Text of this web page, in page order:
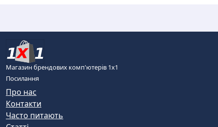
Магазин брендових комп'ютерів 1х1
Посилання
Про нас
Контакти
Часто питають